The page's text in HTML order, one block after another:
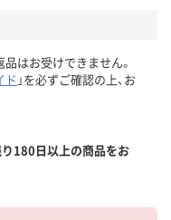
はお受けできません。
ド 」を必ずご確認の上、お
180日以上の商品をお